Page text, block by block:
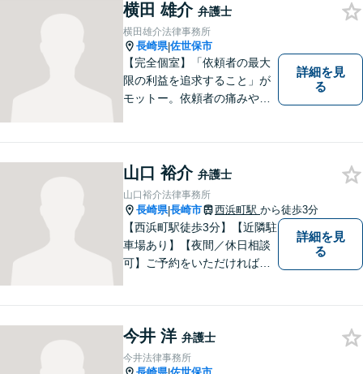
横田 雄介 弁護士
横田雄介法律事務所
長崎県|佐世保市
【完全個室】「依頼者の最大
限の利益を追求すること」が
モットー。依頼者の痛みや苦
プの手続きが可能◎【駐車場
あり】
詳細を見
る
山口 裕介 弁護士
山口裕介法律事務所
長崎県|長崎市 西浜町駅 から徒歩3分
【西浜町駅徒歩3分】【近隣駐
車場あり】【夜間／休日相談
可】ご予約をいただければ、
にご相談ください。
詳細を見
る
今井 洋 弁護士
今井法律事務所